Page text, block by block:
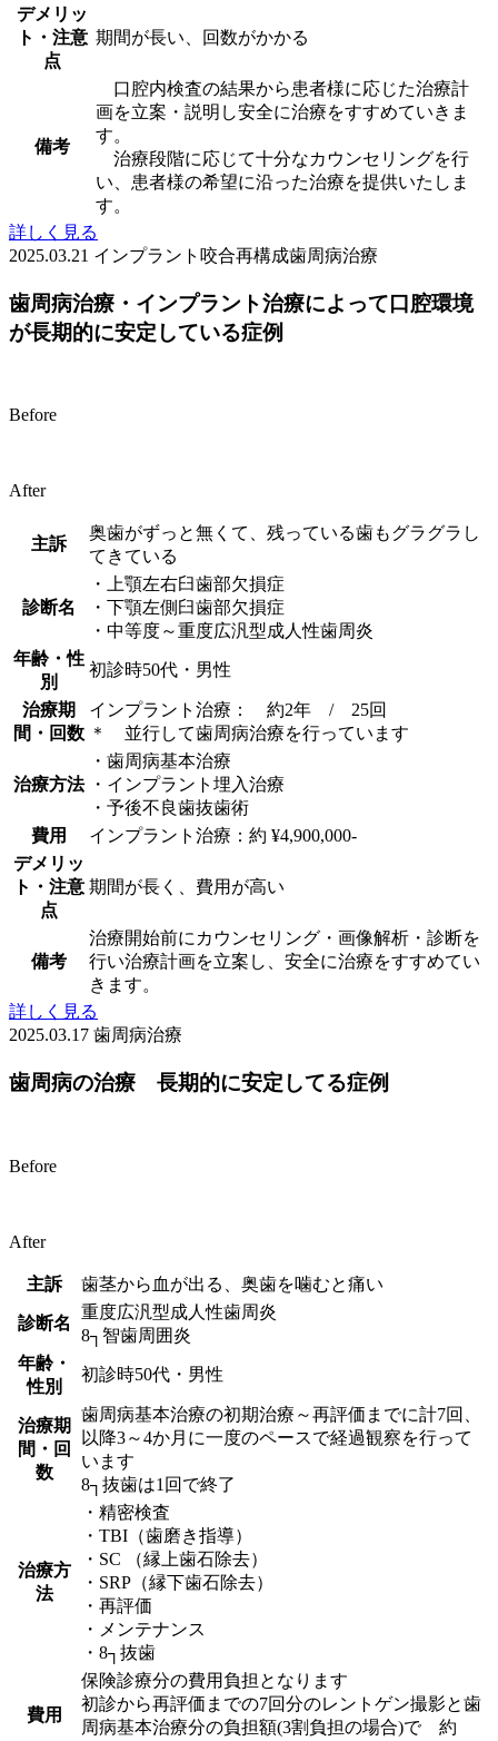
デメリッ
ト・注意
点
期間が長い、回数がかかる
備考
口腔内検査の結果から患者様に応じた治療計
画を立案・説明し安全に治療をすすめていきま
す。
治療段階に応じて十分なカウンセリングを行
い、患者様の希望に沿った治療を提供いたしま
す。
詳しく見る
2025.03.21 インプラント 咬合再構成歯周病治療
歯周病治療・インプラント治療によって口腔環境
が長期的に安定している症例
Before
After
主訴
奥歯がずっと無くて、残っている歯もグラグラし
てきている
診断名
・上顎左右臼歯部欠損症
・下顎左側臼歯部欠損症
・中等度～重度広汎型成人性歯周炎
年齢・性
別
初診時50代・男性
治療期
間・回数
インプラント治療： 約2年 / 25回
＊ 並行して歯周病治療を行っています
治療方法
・歯周病基本治療
・インプラント埋入治療
・予後不良歯抜歯術
費用
インプラント治療：約 ¥4,900,000-
デメリッ
ト・注意
点
期間が長く、費用が高い
備考
治療開始前にカウンセリング・画像解析・診断を
行い治療計画を立案し、安全に治療をすすめてい
きます。
詳しく見る
2025.03.17 歯周病治療
歯周病の治療 長期的に安定してる症例
Before
After
主訴 歯茎から血が出る、奥歯を噛むと痛い
診断名
重度広汎型成人性歯周炎
8┐智歯周囲炎
年齢・
性別
初診時50代・男性
治療期
間・回
数
歯周病基本治療の初期治療～再評価までに計7回、
以降3～4か月に一度のペースで経過観察を行って
います
8┐抜歯は1回で終了
治療方
法
・精密検査
・TBI（歯磨き指導）
・SC （縁上歯石除去）
・SRP（縁下歯石除去）
・再評価
・メンテナンス
・8┐抜歯
費用
保険診療分の費用負担となります
初診から再評価までの7回分のレントゲン撮影と歯
周病基本治療分の負担額(3割負担の場合)で 約